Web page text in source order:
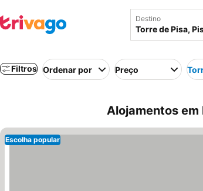
Destino
Filtros Ordenar por Preço
Alojamentos em
Escolha popular